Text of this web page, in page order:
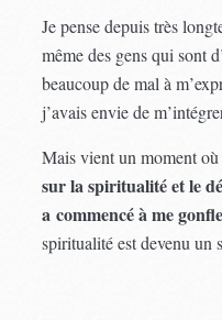
Je pense depuis très
même des gens qui sont
beaucoup de mal à
j’avais envie de
Mais vient un moment
sur la spiritualité et le
a commencé à me
spiritualité est devenu un